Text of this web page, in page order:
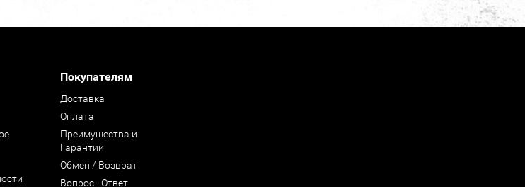
Покупателям
Доставка
Оплата
Преимущества и
Гарантии
Обмен / Возврат
Вопрос - Ответ